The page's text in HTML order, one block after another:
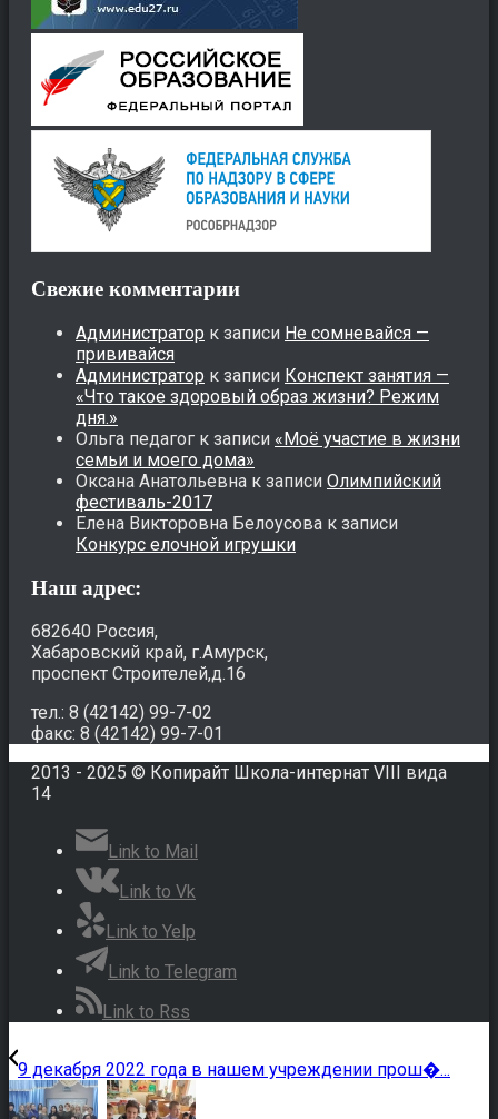
Свежие комментарии
Администратор к записи Не сомневайся —
прививайся
Администратор к записи Конспект занятия —
«Что такое здоровый образ жизни? Режим
дня.»
Ольга педагог к записи «Моё участие в жизни
семьи и моего дома»
Оксана Анатольевна к записи Олимпийский
фестиваль-2017
Елена Викторовна Белоусова к записи
Конкурс елочной игрушки
Наш адрес:
682640 Россия,
Хабаровский край, г.Амурск,
проспект Строителей,д.16
тел.: 8 (42142) 99-7-02
факс: 8 (42142) 99-7-01
2013 - 2025 © Копирайт Школа-интернат VIII вида
14
Link to Mail
Link to Vk
Link to Yelp
Link to Telegram
Link to Rss
9 декабря 2022 года в нашем учреждении прош�...